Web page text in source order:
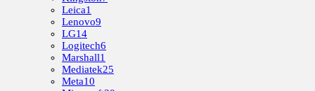
Leica1
Lenovo9
LG14
Logitech6
Marshall1
Mediatek25
Meta10